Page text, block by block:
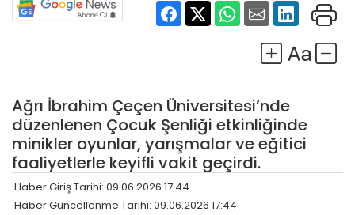
Ağrı İbrahim Çeçen Üniversitesi’nde
düzenlenen Çocuk Şenliği etkinliğinde
minikler oyunlar, yarışmalar ve eğitici
faaliyetlerle keyifli vakit geçirdi.
Haber Giriş Tarihi: 09.06.2026 17:44
Haber Güncellenme Tarihi: 09.06.2026 17:44